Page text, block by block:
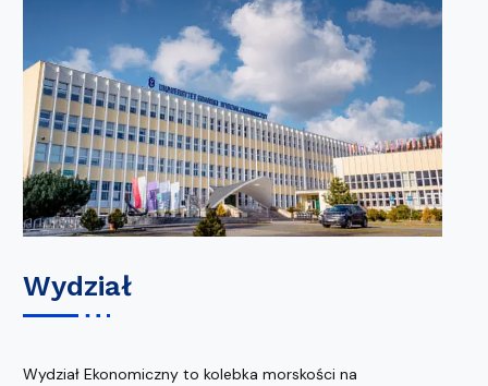
Wydział
Wydział Ekonomiczny to kolebka morskości na